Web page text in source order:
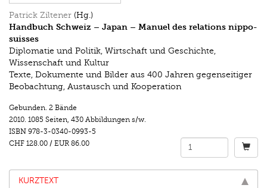
Patrick Ziltener (Hg.)
Handbuch Schweiz – Japan – Manuel des relations nippo-
suisses
Diplomatie und Politik, Wirtschaft und Geschichte,
Wissenschaft und Kultur
Texte, Dokumente und Bilder aus 400 Jahren gegenseitiger
Beobachtung, Austausch und Kooperation
Gebunden. 2 Bände
2010. 1085 Seiten, 430 Abbildungen s/w.
ISBN 978-3-0340-0993-5
CHF 128.00 / EUR 86.00
KURZTEXT